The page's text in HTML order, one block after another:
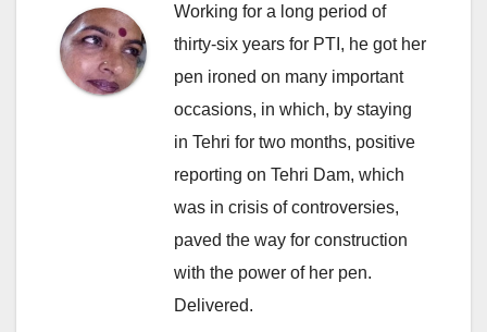
Working for a long period of
thirty-six years for PTI, he got her
pen ironed on many important
occasions, in which, by staying
in Tehri for two months, positive
reporting on Tehri Dam, which
was in crisis of controversies,
paved the way for construction
with the power of her pen.
Delivered.